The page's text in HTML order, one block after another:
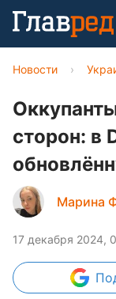
Новости ›
сторон: в
Марина
17 декабря 2024,